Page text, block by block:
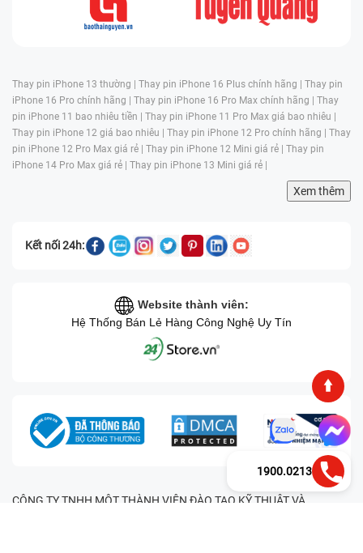
Thay pin iPhone 13 thường | Thay pin iPhone 16 Plus chính hãng | Thay pin
iPhone 16 Pro chính hãng | Thay pin iPhone 16 Pro Max chính hãng | Thay
pin iPhone 11 bao nhiêu tiền | Thay pin iPhone 11 Pro Max giá bao nhiêu |
Thay pin iPhone 12 giá bao nhiêu | Thay pin iPhone 12 Pro chính hãng | Thay
pin iPhone 12 Pro Max giá rẻ | Thay pin iPhone 12 Mini giá rẻ | Thay pin
iPhone 14 Pro Max giá rẻ | Thay pin iPhone 13 Mini giá rẻ |
Xem thêm
Kết nối 24h:
Website thành viên:
Hệ Thống Bán Lẻ Hàng Công Nghệ Uy Tín
CÔNG TY TNHH MỘT THÀNH VIÊN ĐÀO TẠO KỸ THUẬT VÀ
1900.0213